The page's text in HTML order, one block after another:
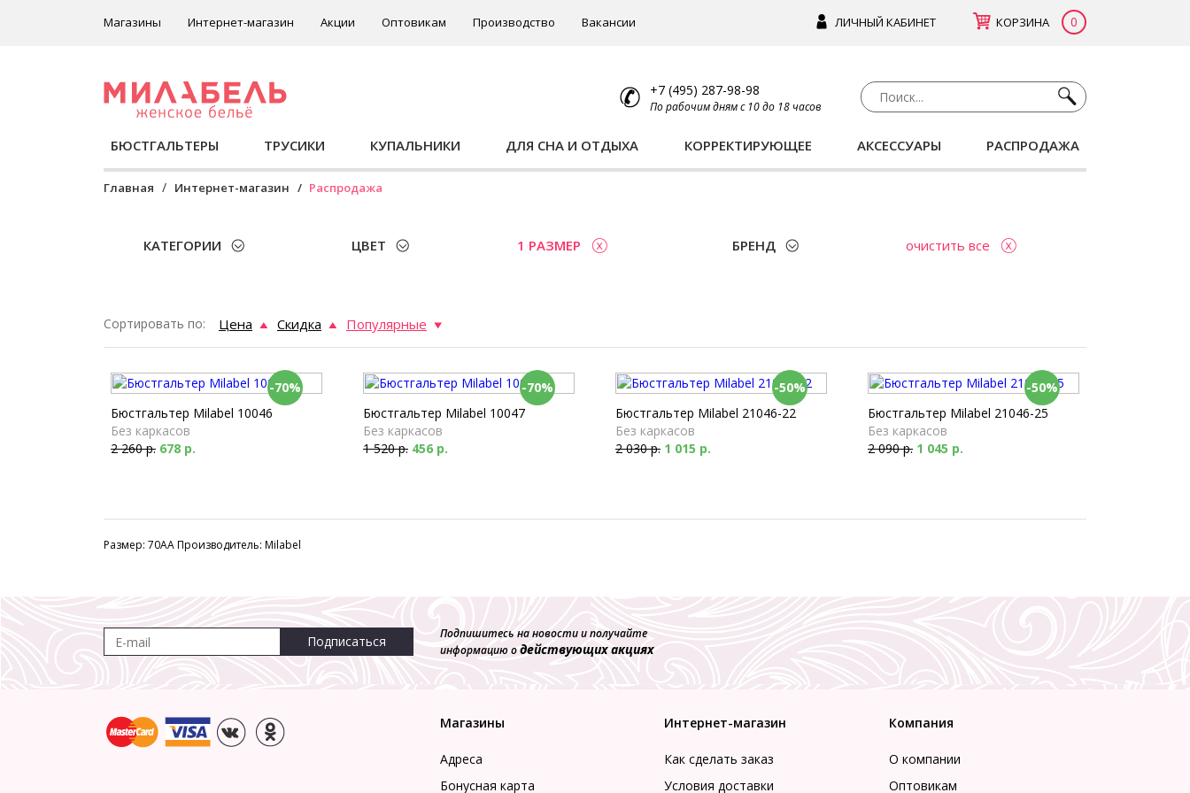
ЛИЧНЫЙ КАБИНЕТ КОРЗИНА 0
Магазины Интернет-магазин Акции Оптовикам Производство Вакансии
+7 (495) 287-98-98
По рабочим дням с 10 до 18 часов
БЮСТГАЛЬТЕРЫ ТРУСИКИ КУПАЛЬНИКИ ДЛЯ СНА И ОТДЫХА КОРРЕКТИРУЮЩЕЕ АКСЕССУАРЫ РАСПРОДАЖА
Главная Интернет-магазин Распродажа
КАТЕГОРИИ ЦВЕТ 1 РАЗМЕР БРЕНД очистить все
Сортировать по: Цена Скидка Популярные
-70%
Бюстгальтер Milabel 10046
Без каркасов
2 260 р. 678 р.
-70%
Бюстгальтер Milabel 10047
Без каркасов
1 520 р. 456 р.
-50%
Бюстгальтер Milabel 21046-22
Без каркасов
2 030 р. 1 015 р.
-50%
Бюстгальтер Milabel 21046-25
Без каркасов
2 090 р. 1 045 р.
Размер: 70AA Производитель: Milabel
Подписаться
Подпишитесь на новости и получайте
информацию одействующих акциях
Магазины
Адреса
Бонусная карта
Интернет-магазин
Как сделать заказ
Условия доставки
Компания
О компании
Оптовикам